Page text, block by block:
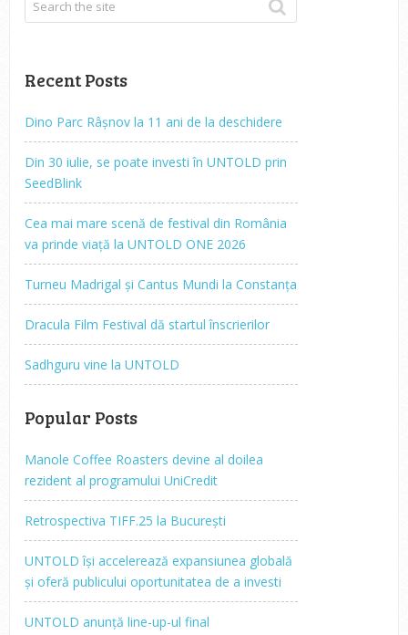
Recent Posts
Dino Parc Râșnov la 11 ani de la deschidere
Din 30 iulie, se poate investi în UNTOLD prin
SeedBlink
Cea mai mare scenă de festival din România
va prinde viață la UNTOLD ONE 2026
Turneu Madrigal și Cantus Mundi la Constanța
Dracula Film Festival dă startul înscrierilor
Sadhguru vine la UNTOLD
Popular Posts
Manole Coffee Roasters devine al doilea
rezident al programului UniCredit
Retrospectiva TIFF.25 la București
UNTOLD își accelerează expansiunea globală
și oferă publicului oportunitatea de a investi
UNTOLD anunță line-up-ul final